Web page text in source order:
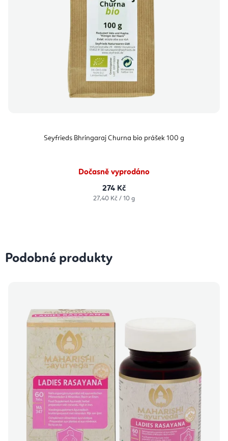
Seyfrieds Bhringaraj Churna bio prášek 100 g
Dočasně vyprodáno
274 Kč
Měrná
27,40 Kč / 10 g
Podobné produkty